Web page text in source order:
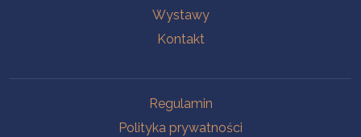
Wystawy
Kontakt
Regulamin
Polityka prywatności